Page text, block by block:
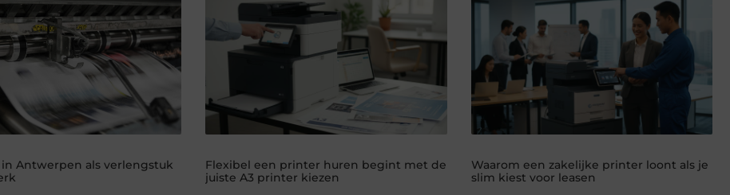
Antwerpen als verlengstuk
Flexibel een printer huren begint met de
juiste A3 printer kiezen
Waarom een zakelijke printer loont als je
slim kiest voor leasen